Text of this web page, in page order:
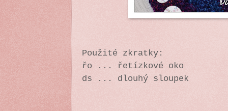
Použité zkratky:
řo ... řetízkové oko
ds ... dlouhý sloupek